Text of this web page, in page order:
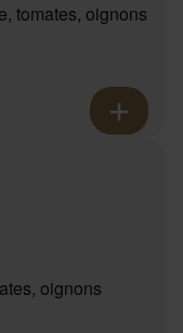
tomates, oignons
oignons